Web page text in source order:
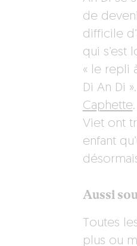
de
difficile
qui s’est
« le repli
Di An Di
Caphette
Viet ont
enfant
Aussi
Toutes
plus ou